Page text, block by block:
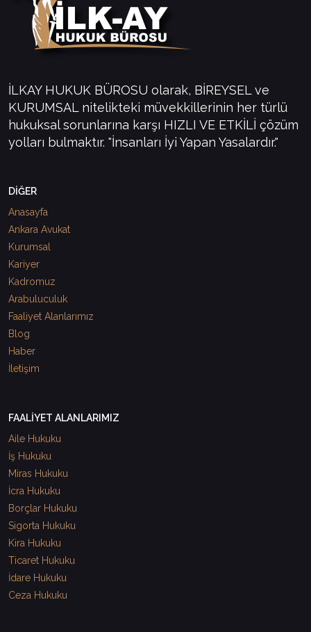
İLKAY HUKUK BÜROSU olarak, BİREYSEL ve
KURUMSAL nitelikteki müvekkillerinin her türlü
hukuksal sorunlarına karşı HIZLI VE ETKİLİ çözüm
yolları bulmaktır. "İnsanları İyi Yapan Yasalardır."
DİĞER
Anasayfa
Ankara Avukat
Kurumsal
Kariyer
Kadromuz
Arabuluculuk
Faaliyet Alanlarımız
Blog
Haber
İletişim
FAALİYET ALANLARIMIZ
Aile Hukuku
İş Hukuku
Miras Hukuku
İcra Hukuku
Borçlar Hukuku
Sigorta Hukuku
Kira Hukuku
Ticaret Hukuku
İdare Hukuku
Ceza Hukuku